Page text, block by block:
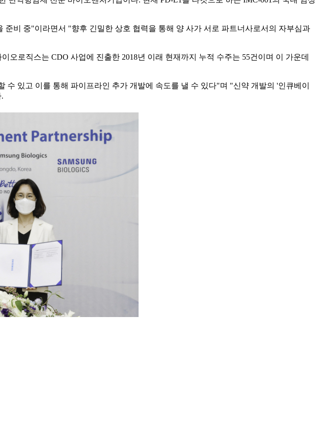
비 중"이라면서 "향후 긴밀한 상호 협력을 통해 양 사가 서로 파트너사로서의 자부심과
로직스는 CDO 사업에 진출한 2018년 이래 현재까지 누적 수주는 55건이며 이 가운데
있고 이를 통해 파이프라인 추가 개발에 속도를 낼 수 있다"며 "신약 개발의 '인큐베이